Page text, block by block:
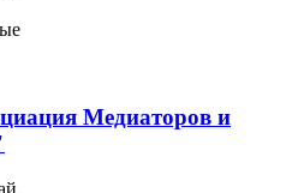
Медиаторов и